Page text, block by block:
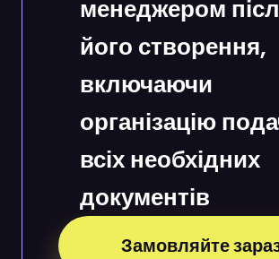
менеджером
його створення,
включаючи
організацію
всіх необхідних
документів
Замовляйте